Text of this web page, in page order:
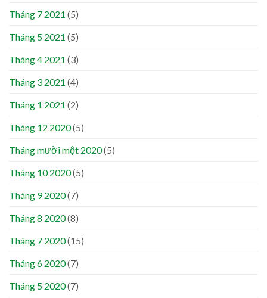
Tháng 7 2021 (5)
Tháng 5 2021 (5)
Tháng 4 2021 (3)
Tháng 3 2021 (4)
Tháng 1 2021 (2)
Tháng 12 2020(5)
Tháng mười một 2020(5)
Tháng 10 2020(5)
Tháng 9 2020(7)
Tháng 8 2020(8)
Tháng 7 2020(15)
Tháng 6 2020(7)
Tháng 5 2020(7)